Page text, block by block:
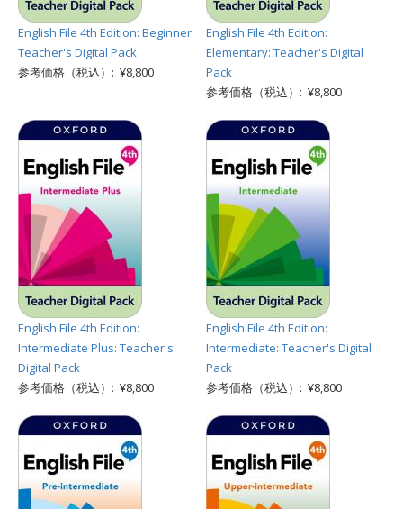
English File 4th Edition: Beginner:
Teacher's Digital Pack
参考価格（税込）: ¥8,800
English File 4th Edition:
Elementary: Teacher's Digital
Pack
参考価格（税込）: ¥8,800
English File 4th Edition:
Intermediate Plus: Teacher's
Digital Pack
参考価格（税込）: ¥8,800
English File 4th Edition:
Intermediate: Teacher's Digital
Pack
参考価格（税込）: ¥8,800